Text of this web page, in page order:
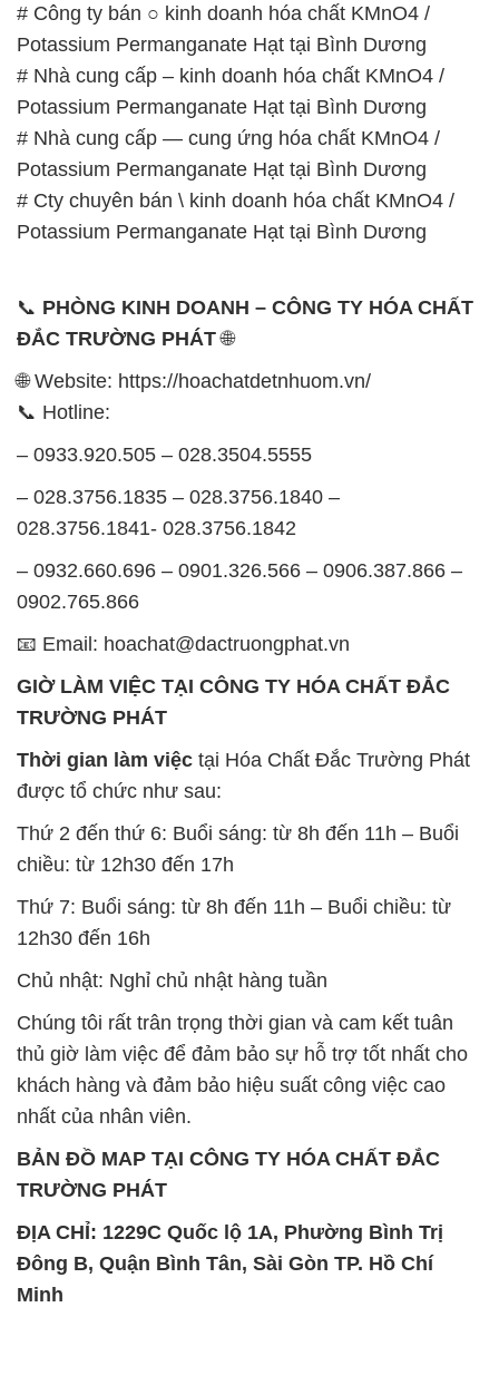
# Công ty bán ○ kinh doanh hóa chất KMnO4 /
Potassium Permanganate Hạt tại Bình Dương
# Nhà cung cấp – kinh doanh hóa chất KMnO4 /
Potassium Permanganate Hạt tại Bình Dương
# Nhà cung cấp — cung ứng hóa chất KMnO4 /
Potassium Permanganate Hạt tại Bình Dương
# Cty chuyên bán \ kinh doanh hóa chất KMnO4 /
Potassium Permanganate Hạt tại Bình Dương
📞 PHÒNG KINH DOANH – CÔNG TY HÓA CHẤT
ĐẮC TRƯỜNG PHÁT🌐
🌐 Website: https://hoachatdetnhuom.vn/
📞 Hotline:
– 0933.920.505 – 028.3504.5555
– 028.3756.1835 – 028.3756.1840 –
028.3756.1841- 028.3756.1842
– 0932.660.696 – 0901.326.566 – 0906.387.866 –
0902.765.866
📧 Email: hoachat@dactruongphat.vn
GIỜ LÀM VIỆC TẠI CÔNG TY HÓA CHẤT ĐẮC
TRƯỜNG PHÁT
Thời gian làm việc tại Hóa Chất Đắc Trường Phát
được tổ chức như sau:
Thứ 2 đến thứ 6: Buổi sáng: từ 8h đến 11h – Buổi
chiều: từ 12h30 đến 17h
Thứ 7: Buổi sáng: từ 8h đến 11h – Buổi chiều: từ
12h30 đến 16h
Chủ nhật: Nghỉ chủ nhật hàng tuần
Chúng tôi rất trân trọng thời gian và cam kết tuân
thủ giờ làm việc để đảm bảo sự hỗ trợ tốt nhất cho
khách hàng và đảm bảo hiệu suất công việc cao
nhất của nhân viên.
BẢN ĐỒ MAP TẠI CÔNG TY HÓA CHẤT ĐẮC
TRƯỜNG PHÁT
ĐỊA CHỈ: 1229C Quốc lộ 1A, Phường Bình Trị
Đông B, Quận Bình Tân, Sài Gòn TP. Hồ Chí
Minh